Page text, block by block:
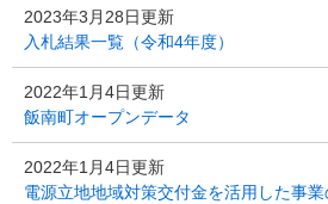
2023年3月28日更新
入札結果一覧（令和4年度）
2022年1月4日更新
飯南町オープンデータ
2022年1月4日更新
電源立地地域対策交付金を活用した事